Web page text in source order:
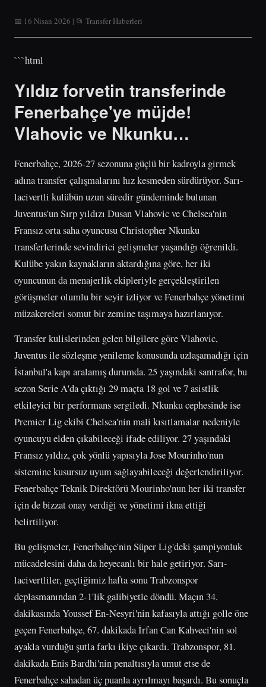
📅 16 Nisan 2026 | 📂 Transfer Haberleri
```html
Yıldız forvetin transferinde
Fenerbahçe'ye müjde!
Vlahovic ve Nkunku…
Fenerbahçe, 2026-27 sezonuna güçlü bir kadroyla girmek
adına transfer çalışmalarını hız kesmeden sürdürüyor. Sarı-
lacivertli kulübün uzun süredir gündeminde bulunan
Juventus'un Sırp yıldızı Dusan Vlahovic ve Chelsea'nin
Fransız orta saha oyuncusu Christopher Nkunku
transferlerinde sevindirici gelişmeler yaşandığı öğrenildi.
Kulübe yakın kaynakların aktardığına göre, her iki
oyuncunun da menajerlik ekipleriyle gerçekleştirilen
görüşmeler olumlu bir seyir izliyor ve Fenerbahçe yönetimi
müzakereleri somut bir zemine taşımaya hazırlanıyor.
Transfer kulislerinden gelen bilgilere göre Vlahovic,
Juventus ile sözleşme yenileme konusunda uzlaşamadığı için
İstanbul'a kapı aralamış durumda. 25 yaşındaki santrafor, bu
sezon Serie A'da çıktığı 29 maçta 18 gol ve 7 asistlik
etkileyici bir performans sergiledi. Nkunku cephesinde ise
Premier Lig ekibi Chelsea'nin mali kısıtlamalar nedeniyle
oyuncuyu elden çıkabileceği ifade ediliyor. 27 yaşındaki
Fransız yıldız, çok yönlü yapısıyla Jose Mourinho'nun
sistemine kusursuz uyum sağlayabileceği değerlendiriliyor.
Fenerbahçe Teknik Direktörü Mourinho'nun her iki transfer
için de bizzat onay verdiği ve yönetimi ikna ettiği
belirtiliyor.
Bu gelişmeler, Fenerbahçe'nin Süper Lig'deki şampiyonluk
mücadelesini daha da heyecanlı bir hale getiriyor. Sarı-
lacivertliler, geçtiğimiz hafta sonu Trabzonspor
deplasmanından 2-1'lik galibiyetle döndü. Maçın 34.
dakikasında Youssef En-Nesyri'nin kafasıyla attığı golle öne
geçen Fenerbahçe, 67. dakikada İrfan Can Kahveci'nin sol
ayakla vurduğu şutla farkı ikiye çıkardı. Trabzonspor, 81.
dakikada Enis Bardhi'nin penaltısıyla umut etse de
Fenerbahçe sahadan üç puanla ayrılmayı başardı. Bu sonuçla